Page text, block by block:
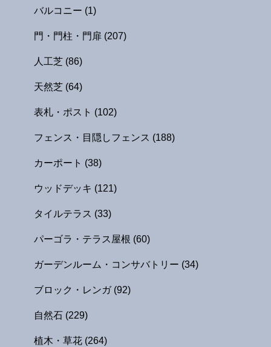
バルコニー (1)
門・門柱・門扉 (207)
人工芝 (86)
天然芝 (64)
表札・ポスト (102)
フェンス・目隠しフェンス (188)
カーポート (38)
ウッドデッキ (121)
タイルテラス (33)
パーゴラ・テラス屋根 (60)
ガーデンルーム・コンサバトリー (34)
ブロック・レンガ (92)
自然石 (229)
植木・草花 (264)